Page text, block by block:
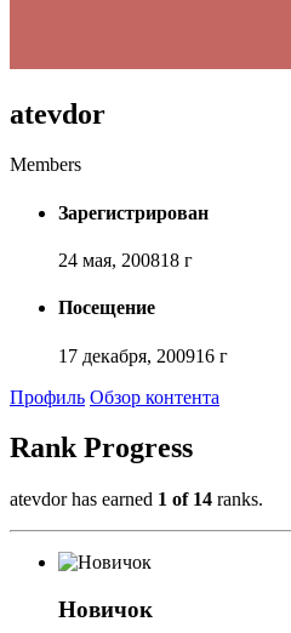
atevdor
Members
Зарегистрирован
24 мая, 200818 г
Посещение
17 декабря, 200916 г
Профиль Обзор контента
Rank Progress
atevdor has earned 1 of 14 ranks.
Новичок